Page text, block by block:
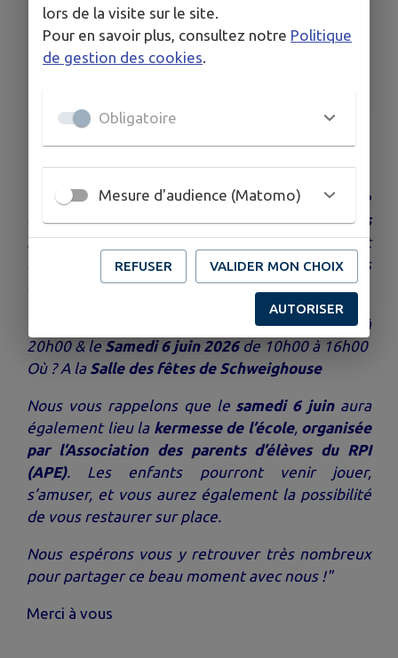
DATES
Du jeu. 7 mai au sam. 6 juin
HORAIRES
Cette année, les élèves vous proposent de
découvrir« PETITS MONDES À SOI : des
habitats qui racontent », une exposition mettant
en valeur les magnifiques productions réalisées
de la PS au CM2.
Vendredi 5 juin 2026de 16h00 à
20h00 & le Samedi 6 juin 2026de 10h00 à 16h00
Où ? A la Salle des fêtes de Schweighouse
Nous vous rappelons que le samedi 6 juinaura
également lieu la kermesse de l’école, organisée
par l’Association des parents d’élèves du RPI
(APE). Les enfants pourront venir jouer,
s’amuser, et vous aurez également la possibilité
de vous restaurer sur place.
Nous espérons vous y retrouver très nombreux
pour partager ce beau moment avec nous !"
Merci à vous
lors de la visite sur le site.
Pour en savoir plus, consultez notre Politique
de gestion des cookies
Obligatoire
Mesure d'audience (Matomo)
REFUSER VALIDER MON CHOIX
AUTORISER